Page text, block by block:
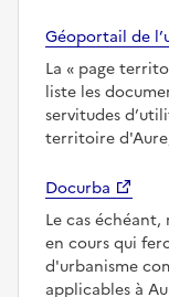
Géoportail de
La
page
liste les
servitudes
territoire
Docurba
Le cas
en cours qui
d'urbanisme
applicables à